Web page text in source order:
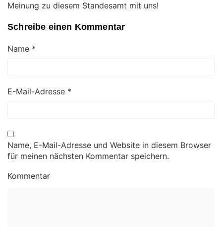
Meinung zu diesem Standesamt mit uns!
Schreibe einen Kommentar
Name *
E-Mail-Adresse *
Name, E-Mail-Adresse und Website in diesem Browser
für meinen nächsten Kommentar speichern.
Kommentar